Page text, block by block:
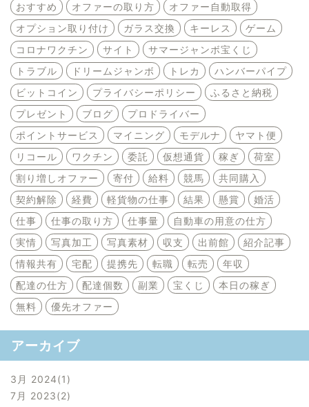
おすすめ
オファーの取り方
オファー自動取得
オプション取り付け
ガラス交換 キーレス
ゲーム
コロナワクチン
サイト
サマージャンボ宝くじ
トラブル
ドリームジャンボ トレカ
ハンバーパイプ
ビットコイン
プライバシーポリシー
ふるさと納税
プレゼント
ブログ
プロドライバー
ポイントサービス
マイニング モデルナ
ヤマト便
リコール
ワクチン 委託 仮想通貨 稼ぎ
荷室
割り増しオファー
寄付 給料 競馬
共同購入
契約解除
経費 軽貨物の仕事 結果 懸賞
婚活
仕事
仕事の取り方 仕事量
自動車の用意の仕方
実情
写真加工 写真素材 収支 出前館
紹介記事
情報共有
宅配 提携先 転職 転売
年収
配達の仕方
配達個数 副業 宝くじ
本日の稼ぎ
無料
優先オファー
アーカイブ
3月 2024 1
7月 2023 2